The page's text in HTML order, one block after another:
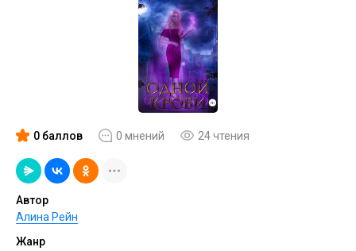
0 баллов 0 мнений 24 чтения
Автор
Алина Рейн
Жанр